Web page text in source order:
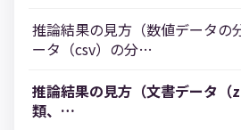
推論結果の見方（数値データの
ータ（csv）の分…
推論結果の見方（文書データ
類、…